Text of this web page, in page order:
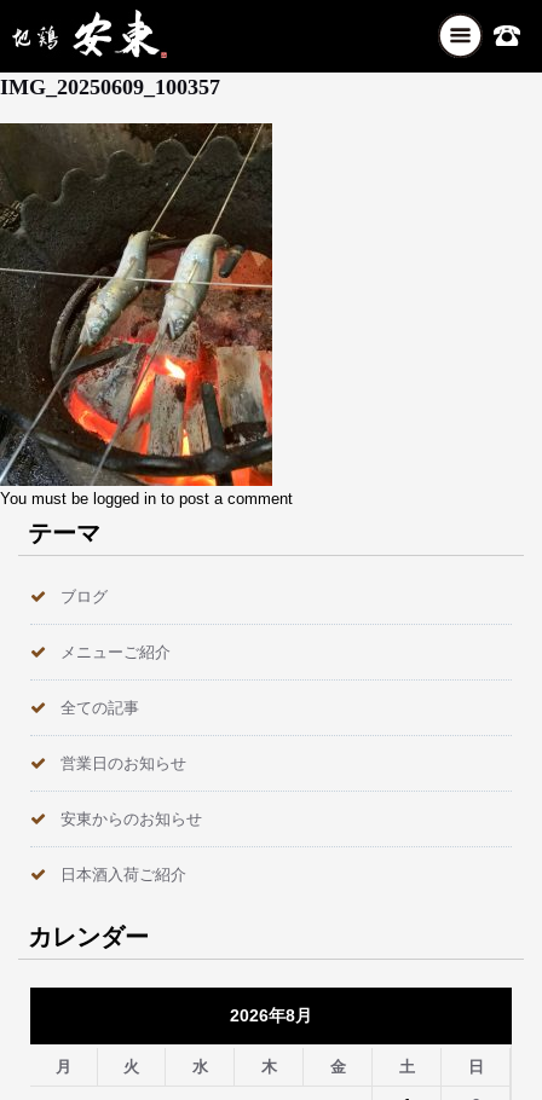
ナ
ビ
6月 9, 2025
IMG_20250609_100357
You must be logged in to post a comment
テーマ
ブログ
メニューご紹介
全ての記事
営業日のお知らせ
安東からのお知らせ
日本酒入荷ご紹介
カレンダー
2026年8月
月 火 水 木 金 土 日